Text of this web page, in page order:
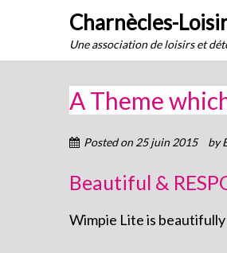
content
Charnècles-
Une association de loisirs et
A Theme
Posted on25 juin 2015 by
Beautiful &
Wimpie Lite is